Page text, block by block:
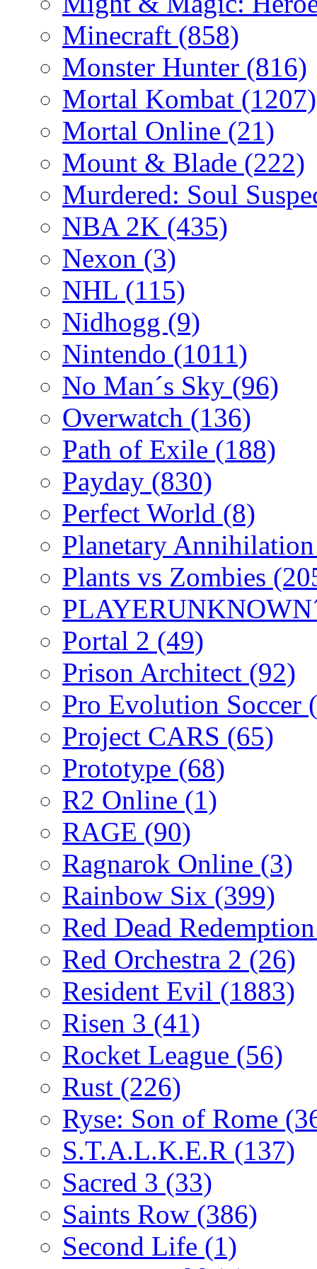
Minecraft (858)
Monster Hunter (816)
Mortal Kombat (1207)
Mortal Online (21)
Mount & Blade (222)
Murdered: Soul
NBA 2K (435)
Nexon (3)
NHL (115)
Nidhogg (9)
Nintendo (1011)
No Man´s Sky (96)
Overwatch (136)
Path of Exile (188)
Payday (830)
Perfect World (8)
Planetary
Plants vs Zombies
Portal 2 (49)
Prison Architect (92)
Pro Evolution Soccer
Project CARS (65)
Prototype (68)
R2 Online (1)
RAGE (90)
Ragnarok Online (3)
Rainbow Six (399)
Red Dead
Red Orchestra 2 (26)
Resident Evil (1883)
Risen 3 (41)
Rocket League (56)
Rust (226)
Ryse: Son of Rome
S.T.A.L.K.E.R (137)
Sacred 3 (33)
Saints Row (386)
Second Life (1)